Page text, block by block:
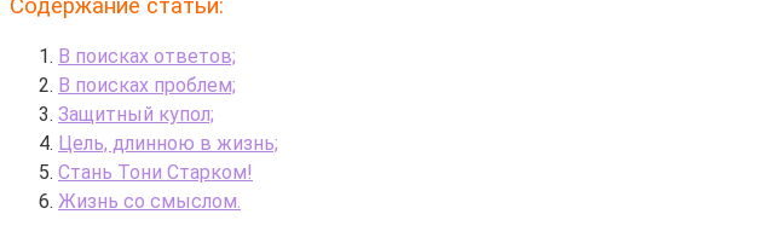
Содержание статьи:
В поисках ответов;
В поисках проблем;
Защитный купол;
Цель, длинною в жизнь;
Стань Тони Старком!
Жизнь со смыслом.